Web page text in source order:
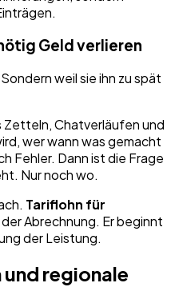
Geld verlieren
weil sie ihn zu spät
Zetteln, Chatverläufen und
wer wann was gemacht
Fehler. Dann ist die Frage
Nur noch wo.
Tariflohn für
Abrechnung. Er beginnt
der Leistung.
regionale